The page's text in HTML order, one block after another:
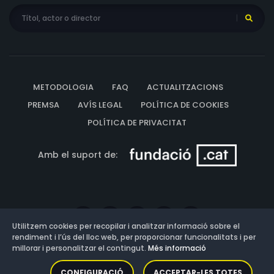
METODOLOGIA FAQ
ACTUALITZACIONS
PREMSA
AVÍS LEGAL
POLÍTICA DE COOKIES
POLÍTICA DE PRIVACITAT
Amb el suport de:
Versió: 3.13.0.202607011342
Utilitzem cookies per recopilar i analitzar informació sobre el
rendiment i l’ús del lloc web, per proporcionar funcionalitats i per
millorar i personalitzar el contingut. Més informació